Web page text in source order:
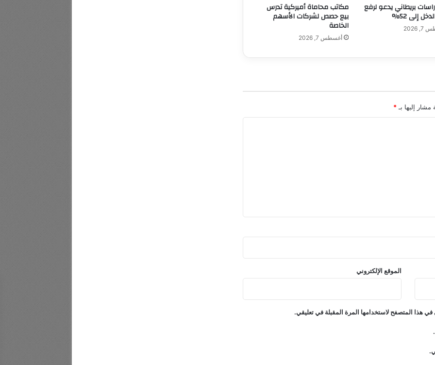
بريطاني يدعو لرفع
إلى 52%
2026
مكاتب محاماة أميركية تدرس
بيع حصص لشركات الأسهم
الخاصة
أغسطس 7, 2026
مشار إليها بـ *
الموقع الإلكتروني
هذا المتصفح لاستخدامها المرة المقبلة في تعليقي.